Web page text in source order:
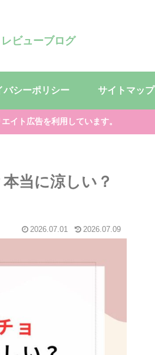
ビューブログ
バシーポリシー サイトマップ
イト広告を利用しています。
当に涼しい？
2026.07.01 2026.07.09